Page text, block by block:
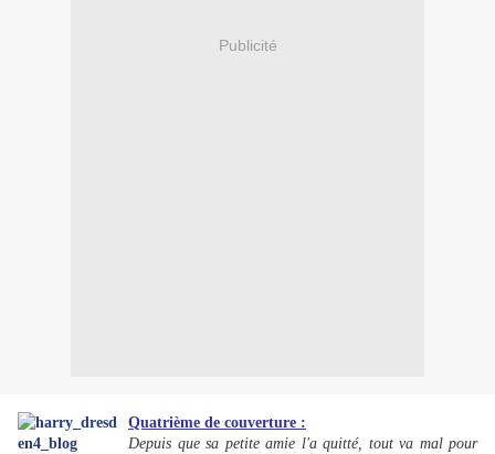
Publicité
Quatrième de couverture :
Depuis que sa petite amie l'a quitté, tout va mal pour